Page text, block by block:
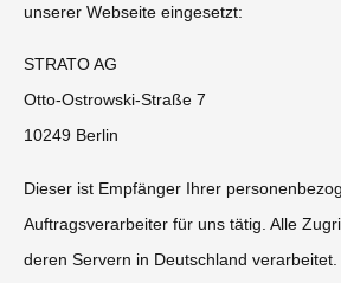
unserer Webseite eingesetzt:
STRATO AG
Otto-Ostrowski-Straße 7
10249 Berlin
Dieser ist Empfänger Ihrer
Auftragsverarbeiter für uns tätig. Alle
deren Servern in Deutschland